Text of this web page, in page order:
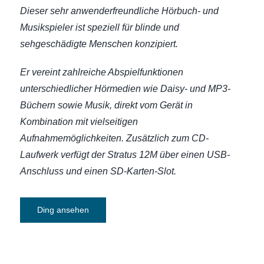
Dieser sehr anwenderfreundliche Hörbuch- und
Musikspieler ist speziell für blinde und
sehgeschädigte Menschen konzipiert.
Er vereint zahlreiche Abspielfunktionen
unterschiedlicher Hörmedien wie Daisy- und MP3-
Büchern sowie Musik, direkt vom Gerät in
Kombination mit vielseitigen
Aufnahmemöglichkeiten. Zusätzlich zum CD-
Laufwerk verfügt der Stratus 12M über einen USB-
Anschluss und einen SD-Karten-Slot.
Ding ansehen